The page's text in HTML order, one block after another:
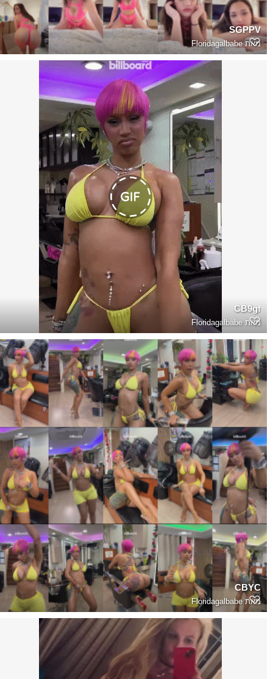
SGPPV
מאתFloridagalbabe
CB9gf
מאתFloridagalbabe
CBYC
מאתFloridagalbabe